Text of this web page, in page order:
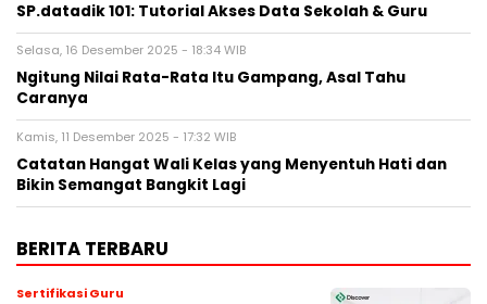
SP.datadik 101: Tutorial Akses Data Sekolah & Guru
Selasa, 16 Desember 2025 - 18:34 WIB
Ngitung Nilai Rata-Rata Itu Gampang, Asal Tahu
Caranya
Kamis, 11 Desember 2025 - 17:32 WIB
Catatan Hangat Wali Kelas yang Menyentuh Hati dan
Bikin Semangat Bangkit Lagi
BERITA TERBARU
Sertifikasi Guru